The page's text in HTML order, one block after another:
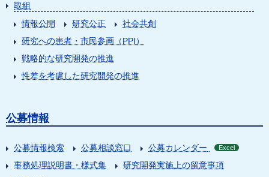
取組
情報公開
研究公正
社会共創
研究への患者・市民参画（PPI）
戦略的な研究開発の推進
性差を考慮した研究開発の推進
公募情報
公募情報検索 公募相談窓口 公募カレンダー Excel
事務処理説明書・様式集
研究開発実施上の留意事項